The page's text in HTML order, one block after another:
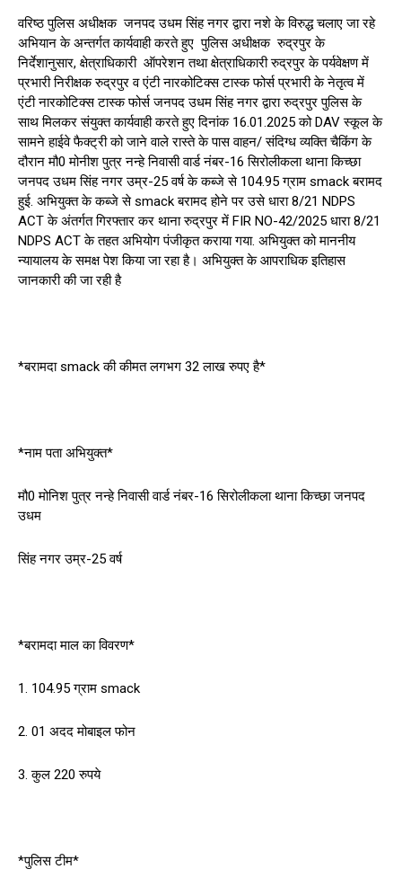
वरिष्ठ पुलिस अधीक्षक जनपद उधम सिंह नगर द्वारा नशे के विरुद्ध चलाए जा रहे
अभियान के अन्तर्गत कार्यवाही करते हुए पुलिस अधीक्षक रुद्रपुर के
निर्देशानुसार, क्षेत्राधिकारी ऑपरेशन तथा क्षेत्राधिकारी रुद्रपुर के पर्यवेक्षण में
प्रभारी निरीक्षक रुद्रपुर व एंटी नारकोटिक्स टास्क फोर्स प्रभारी के नेतृत्व में
एंटी नारकोटिक्स टास्क फोर्स जनपद उधम सिंह नगर द्वारा रुद्रपुर पुलिस के
साथ मिलकर संयुक्त कार्यवाही करते हुए दिनांक 16.01.2025 को DAV स्कूल के
सामने हाईवे फैक्ट्री को जाने वाले रास्ते के पास वाहन/ संदिग्ध व्यक्ति चैकिंग के
दौरान मौ0 मोनीश पुत्र नन्हे निवासी वार्ड नंबर-16 सिरोलीकला थाना किच्छा
जनपद उधम सिंह नगर उम्र-25 वर्ष के कब्जे से 104.95 ग्राम smack बरामद
हुई. अभियुक्त के कब्जे से smack बरामद होने पर उसे धारा 8/21 NDPS
ACT के अंतर्गत गिरफ्तार कर थाना रुद्रपुर में FIR NO-42/2025 धारा 8/21
NDPS ACT के तहत अभियोग पंजीकृत कराया गया. अभियुक्त को माननीय
न्यायालय के समक्ष पेश किया जा रहा है। अभियुक्त के आपराधिक इतिहास
जानकारी की जा रही है
*बरामदा smack की कीमत लगभग 32 लाख रुपए है*
*नाम पता अभियुक्त*
मौ0 मोनिश पुत्र नन्हे निवासी वार्ड नंबर-16 सिरोलीकला थाना किच्छा जनपद
उधम
सिंह नगर उम्र-25 वर्ष
*बरामदा माल का विवरण*
1. 104.95 ग्राम smack
2. 01 अदद मोबाइल फोन
3. कुल 220 रुपये
*पुलिस टीम*